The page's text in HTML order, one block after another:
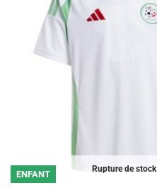
Rupture de stock
ENFANT